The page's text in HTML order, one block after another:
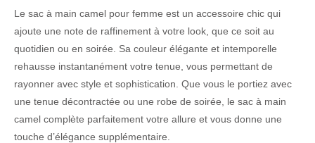
Le sac à main camel pour femme est un accessoire chic qui
ajoute une note de raffinement à votre look, que ce soit au
quotidien ou en soirée. Sa couleur élégante et intemporelle
rehausse instantanément votre tenue, vous permettant de
rayonner avec style et sophistication. Que vous le portiez avec
une tenue décontractée ou une robe de soirée, le sac à main
camel complète parfaitement votre allure et vous donne une
touche d’élégance supplémentaire.